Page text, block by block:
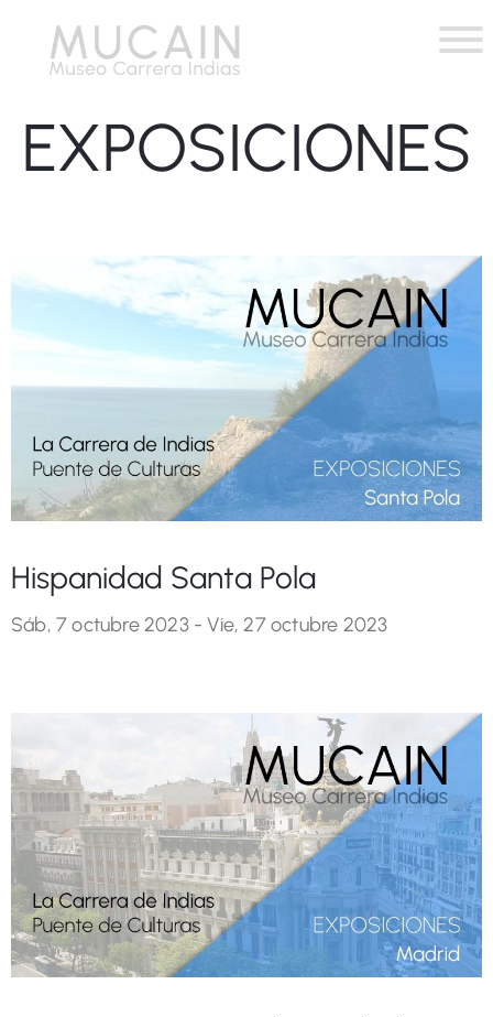
EXPOSICIONES
Hispanidad Santa Pola
Sáb, 7 octubre 2023 - Vie, 27 octubre 2023